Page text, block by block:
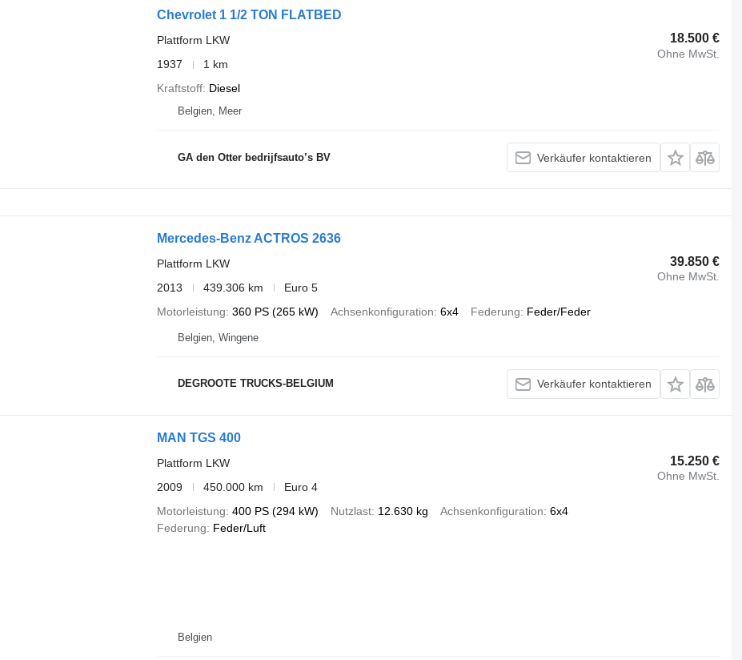
Chevrolet 1 1/2 TON FLATBED
18.500 €
Ohne MwSt.
Plattform LKW
1937
1 km
Kraftstoff Diesel
Belgien, Meer
GA den Otter bedrijfsauto’s BV Verkäufer kontaktieren
Mercedes-Benz ACTROS 2636
39.850 €
Ohne MwSt.
Plattform LKW
2013
439.306 km
Euro 5
Motorleistung 360 PS (265 kW) Achsenkonfiguration 6x4 Federung Feder/Feder
Belgien, Wingene
DEGROOTE TRUCKS-BELGIUM Verkäufer kontaktieren
MAN TGS 400
15.250 €
Ohne MwSt.
Plattform LKW
2009
450.000 km
Euro 4
Motorleistung 400 PS (294 kW) Nutzlast 12.630 kg Achsenkonfiguration 6x4
Federung
Feder/Luft
Belgien